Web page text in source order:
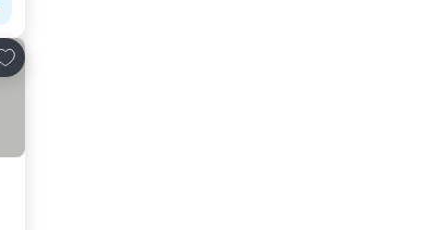
suosikkeihin